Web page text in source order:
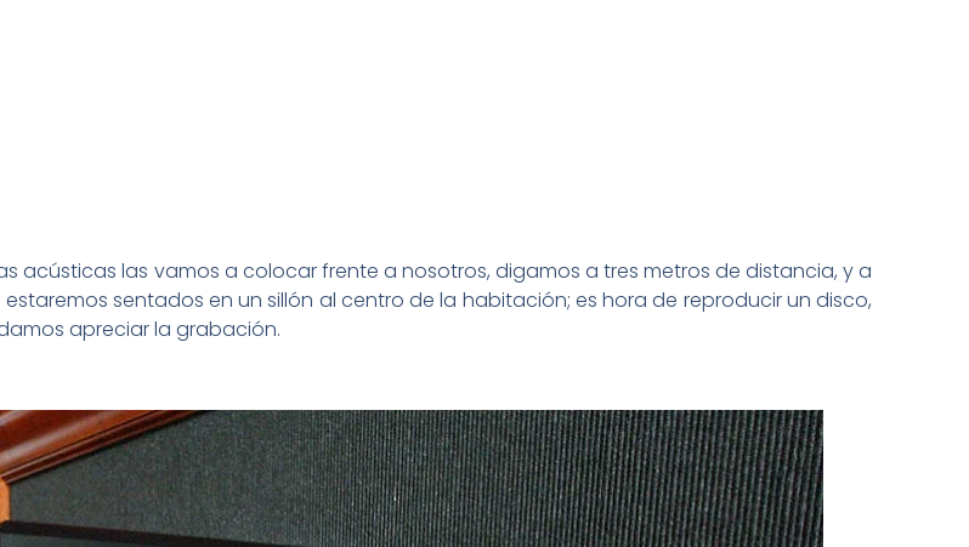
acústicas las vamos a colocar frente a nosotros, digamos a tres metros de distancia, y a
sentados en un sillón al centro de la habitación; es hora de reproducir un disco,
apreciar la grabación.